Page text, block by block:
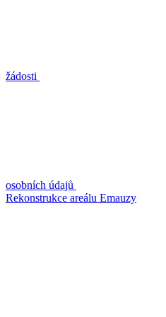
žádosti
osobních údajů
Rekonstrukce areálu Emauzy